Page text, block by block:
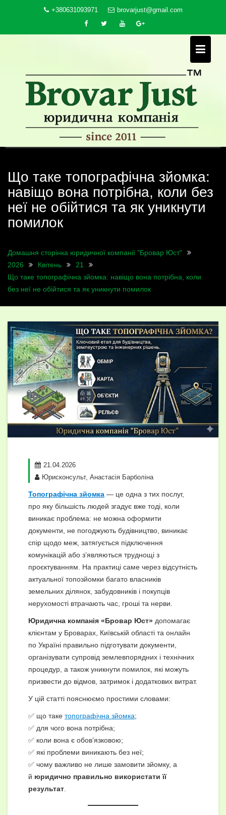
+380631093971 brovarjust@gmail.com
Що таке топографічна зйомка:
навіщо вона потрібна, коли без
неї не обійтися та як уникнути
помилок
Домашня сторінка юридичної компанії "Бровар Юст"
2026
Квітень
21
Що таке топографічна зйомка: навіщо вона потрібна, коли
без неї не обійтися та як уникнути помилок
21.04.2026
Юрисконсульт, Анастасія Барболіна
Топографічна зйомка — це одна з тих послуг,
про яку більшість людей згадує вже тоді, коли
виникає проблема: не можна оформити
документи, не погоджують будівництво, виникає
спір щодо меж, затягується підключення
комунікацій або з’являються труднощі з
проєктуванням. На практиці саме через відсутність
актуальної топозйомки багато власників
земельних ділянок, забудовників і покупців
нерухомості втрачають час, гроші та нерви.
Юридична компанія «Бровар Юст» допомагає
клієнтам у Броварах, Київській області та онлайн
по Україні правильно підготувати документи,
організувати супровід землевпорядних і технічних
процедур, а також уникнути помилок, які можуть
призвести до відмов, затримок і додаткових витрат.
У цій статті пояснюємо простими словами:
✅ що таке топографічна зйомка;
✅ для чого вона потрібна;
✅ коли вона є обов’язковою;
✅ які проблеми виникають без неї;
✅ чому важливо не лише замовити зйомку, а
й юридично правильно використати її
результат